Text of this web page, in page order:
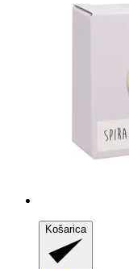
Košarica